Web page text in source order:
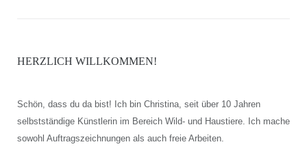
HERZLICH WILLKOMMEN!
Schön, dass du da bist! Ich bin Christina, seit über 10 Jahren
selbstständige Künstlerin im Bereich Wild- und Haustiere. Ich mache
sowohl Auftragszeichnungen als auch freie Arbeiten.